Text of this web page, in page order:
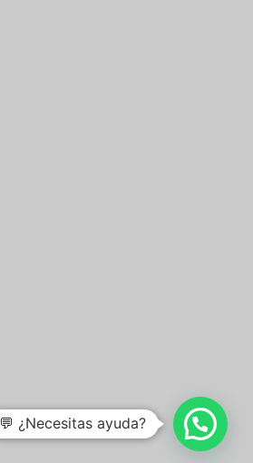
💬 ¿Necesitas ayuda?